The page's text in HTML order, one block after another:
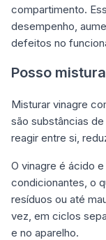
compartimento.
desempenho,
defeitos no
Posso
Misturar vinagre
são substâncias
reagir entre si,
O vinagre é ácido
condicionantes, o
resíduos ou até
vez, em ciclos
e no aparelho.